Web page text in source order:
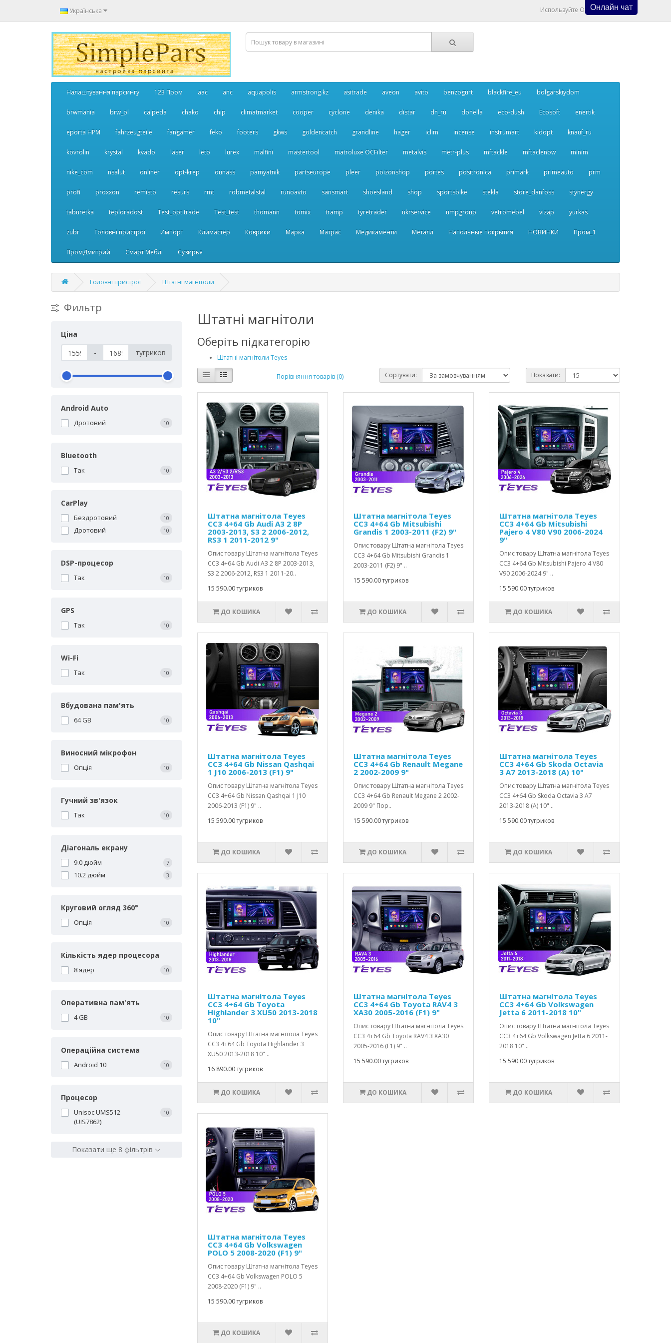
Українська Используйте Онлайн Чат
Налаштування парсингу 123 Пром aac anc aquapolis armstrong.kz asitrade aveon avito benzogurt blackfire_eu bolgarskiydom
brwmania brw_pl calpeda chako chip climatmarket cooper cyclone denika distar dn_ru donella eco-dush Ecosoft enertik
eporta НРМ fahrzeugteile fangamer feko footers gkws goldencatch grandline hager iclim incense instrumart kidopt knauf_ru
kovrolin krystal kvado laser leto lurex malfini mastertool matroluxe OCFilter metalvis metr-plus mftackle mftaclenow minim
nike_com nsalut onliner opt-krep ounass pamyatnik partseurope pleer poizonshop portes positronica primark primeauto prm
profi proxxon remisto resurs rmt robmetalstal runoavto sansmart shoesland shop sportsbike stekla store_danfoss stynergy
taburetka teploradost Test_optitrade Test_test thomann tomix tramp tyretrader ukrservice umpgroup vetromebel vizap yurkas
zubr Головні пристрої Импорт Климастер Коврики Марка Матрас Медикаменти Металл Напольные покрытия НОВИНКИ Пром_1
ПромДмитрий Смарт Меблі Сузирья
Головні пристрої Штатні магнітоли
Фильтр
Ціна
-
тугриков
Android Auto
Дротовий 10
Bluetooth
Так 10
CarPlay
Бездротовий 10
Дротовий 10
DSP-процесор
Так 10
GPS
Так 10
Wi-Fi
Так 10
Вбудована пам'ять
64 GB 10
Виносний мікрофон
Опція 10
Гучний зв'язок
Так 10
Діагональ екрану
9.0 дюйм 7
10.2 дюйм 3
Круговий огляд 360°
Опція 10
Кількість ядер процесора
8 ядер 10
Оперативна пам'ять
4 GB 10
Операційна система
Android 10 10
Процесор
Unisoc UMS512
(UIS7862)
10
Показати ще 8 фільтрів
Штатні магнітоли
Оберіть підкатегорію
Штатні магнітоли Teyes
Порівняння товарів (0) Сортувати: Показати:
Штатна магнітола Teyes
CC3 4+64 Gb Audi A3 2 8P
2003-2013, S3 2 2006-2012,
RS3 1 2011-2012 9"
Опис товару Штатна магнітола Teyes
CC3 4+64 Gb Audi A3 2 8P 2003-2013,
S3 2 2006-2012, RS3 1 2011-20..
15 590.00 тугриков
ДО КОШИКА
Штатна магнітола Teyes
CC3 4+64 Gb Mitsubishi
Grandis 1 2003-2011 (F2) 9"
Опис товару Штатна магнітола Teyes
CC3 4+64 Gb Mitsubishi Grandis 1
2003-2011 (F2) 9" ..
15 590.00 тугриков
ДО КОШИКА
Штатна магнітола Teyes
CC3 4+64 Gb Mitsubishi
Pajero 4 V80 V90 2006-2024
9"
Опис товару Штатна магнітола Teyes
CC3 4+64 Gb Mitsubishi Pajero 4 V80
V90 2006-2024 9" ..
15 590.00 тугриков
ДО КОШИКА
Штатна магнітола Teyes
CC3 4+64 Gb Nissan Qashqai
1 J10 2006-2013 (F1) 9"
Опис товару Штатна магнітола Teyes
CC3 4+64 Gb Nissan Qashqai 1 J10
2006-2013 (F1) 9" ..
15 590.00 тугриков
ДО КОШИКА
Штатна магнітола Teyes
CC3 4+64 Gb Renault Megane
2 2002-2009 9"
Опис товару Штатна магнітола Teyes
CC3 4+64 Gb Renault Megane 2 2002-
2009 9" Пор..
15 590.00 тугриков
ДО КОШИКА
Штатна магнітола Teyes
CC3 4+64 Gb Skoda Octavia
3 A7 2013-2018 (A) 10"
Опис товару Штатна магнітола Teyes
CC3 4+64 Gb Skoda Octavia 3 A7
2013-2018 (A) 10" ..
15 590.00 тугриков
ДО КОШИКА
Штатна магнітола Teyes
CC3 4+64 Gb Toyota
Highlander 3 XU50 2013-2018
10"
Опис товару Штатна магнітола Teyes
CC3 4+64 Gb Toyota Highlander 3
XU50 2013-2018 10" ..
16 890.00 тугриков
ДО КОШИКА
Штатна магнітола Teyes
CC3 4+64 Gb Toyota RAV4 3
XA30 2005-2016 (F1) 9"
Опис товару Штатна магнітола Teyes
CC3 4+64 Gb Toyota RAV4 3 XA30
2005-2016 (F1) 9" ..
15 590.00 тугриков
ДО КОШИКА
Штатна магнітола Teyes
CC3 4+64 Gb Volkswagen
Jetta 6 2011-2018 10"
Опис товару Штатна магнітола Teyes
CC3 4+64 Gb Volkswagen Jetta 6 2011-
2018 10" ..
15 590.00 тугриков
ДО КОШИКА
Штатна магнітола Teyes
CC3 4+64 Gb Volkswagen
POLO 5 2008-2020 (F1) 9"
Опис товару Штатна магнітола Teyes
CC3 4+64 Gb Volkswagen POLO 5
2008-2020 (F1) 9" ..
15 590.00 тугриков
ДО КОШИКА
Онлайн чат